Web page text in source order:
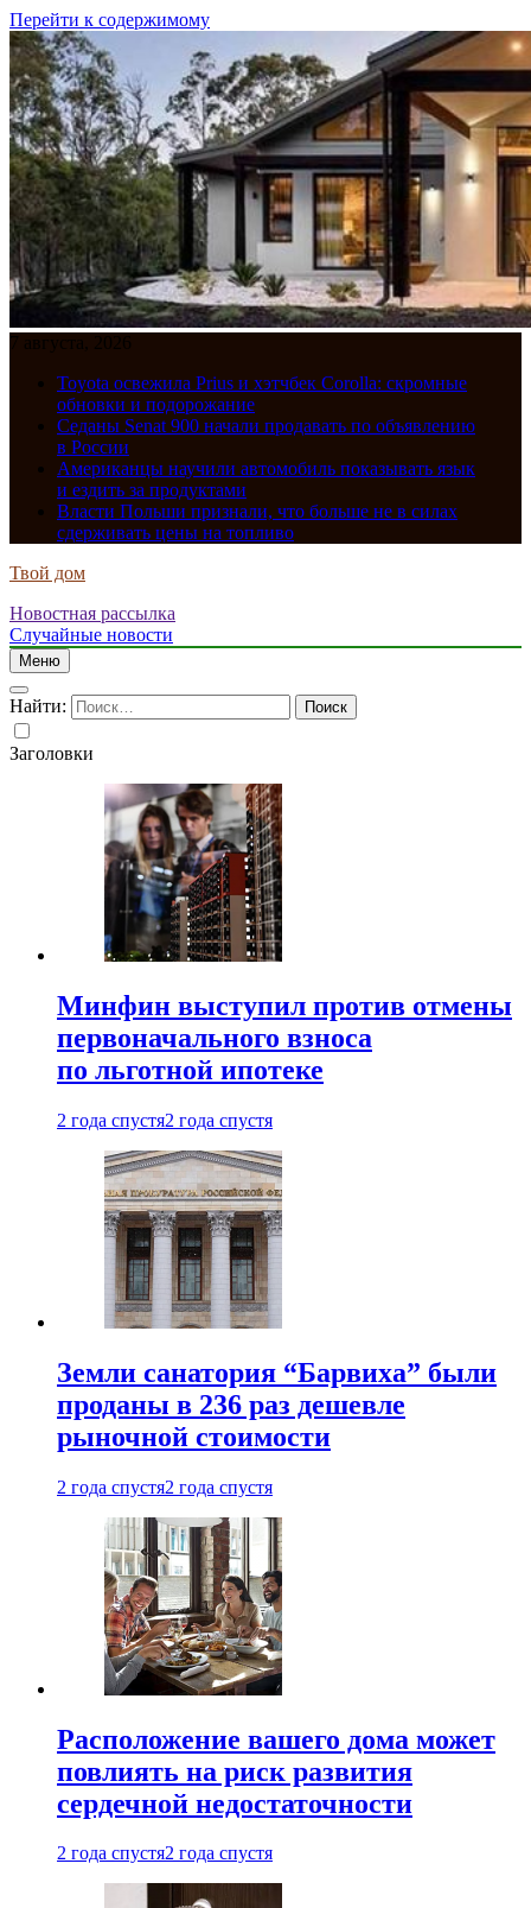
Перейти к содержимому
7 августа, 2026
Toyota освежила Prius и хэтчбек Corolla: скромные
обновки и подорожание
Седаны Senat 900 начали продавать по объявлению
в России
Американцы научили автомобиль показывать язык
и ездить за продуктами
Власти Польши признали, что больше не в силах
сдерживать цены на топливо
Твой дом
Новостная рассылка
Случайные новости
Меню
Найти:
Заголовки
Минфин выступил против отмены
первоначального взноса
по льготной ипотеке
2 года спустя2 года спустя
Земли санатория “Барвиха” были
проданы в 236 раз дешевле
рыночной стоимости
2 года спустя2 года спустя
Расположение вашего дома может
повлиять на риск развития
сердечной недостаточности
2 года спустя2 года спустя